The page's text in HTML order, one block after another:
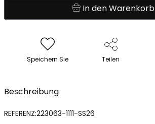
In den Warenkorb
Speichern Sie Teilen
Beschreibung
REFERENZ:223063-1111-SS26